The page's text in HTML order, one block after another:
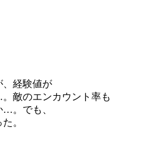
、経験値が
敵のエンカウント率も
…。でも、
。